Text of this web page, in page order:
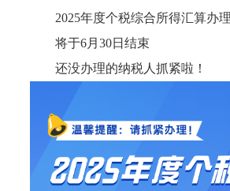
2025年度个税综合所得汇算办理
将于6月30日结束
还没办理的纳税人抓紧啦！